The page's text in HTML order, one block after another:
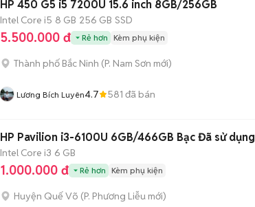
HP 450 G5 i5 7200U 15.6 inch 8GB/256GB
Intel Core i5 8 GB 256 GB SSD
5.500.000 đ Rẻ hơn Kèm phụ kiện
Thành phố Bắc Ninh (P. Nam Sơn mới)
Lương Bích Luyên4.7 581 đã bán
HP Pavilion i3-6100U 6GB/466GB Bạc Đã sử dụng
Intel Core i3 6 GB
1.000.000 đ Rẻ hơn Kèm phụ kiện
Huyện Quế Võ (P. Phương Liễu mới)